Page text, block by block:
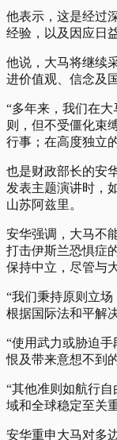
他表示，这是经过
经验，以及因应日
他说，大马将继续
进价值观、信念及
“多年来，我们在
则，但不受僵化束
行事；在高度独立
也是财政部长的安
发表主题演讲时，
山苏阿兹里。
安华强调，大马不
打击伊斯兰恐惧症
保持中立，尽管与
“我们秉持原则立
根据国际法和平解
“使用武力或胁迫
恨及带来意想不到
“其他准则如航行
域和全球稳定至关
安华重申大马对多